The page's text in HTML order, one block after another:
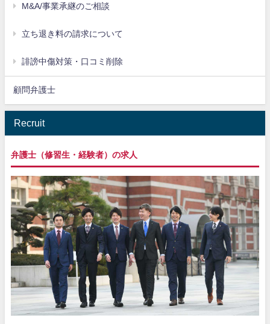
M&A/事業承継のご相談
立ち退き料の請求について
誹謗中傷対策・口コミ削除
顧問弁護士
Recruit
弁護士（修習生・経験者）の求人